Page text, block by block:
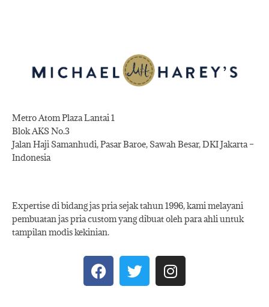
Metro Atom Plaza Lantai 1
Blok AKS No.3
Jalan Haji Samanhudi, Pasar Baroe, Sawah Besar, DKI Jakarta –
Indonesia
Expertise di bidang jas pria sejak tahun 1996, kami melayani
pembuatan jas pria custom yang dibuat oleh para ahli untuk
tampilan modis kekinian.